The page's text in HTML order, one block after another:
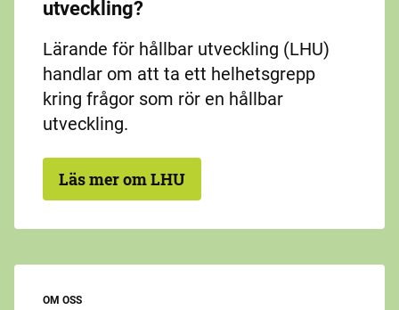
utveckling?
Lärande för hållbar utveckling (LHU)
handlar om att ta ett helhetsgrepp
kring frågor som rör en hållbar
utveckling.
Läs mer om LHU
OM OSS